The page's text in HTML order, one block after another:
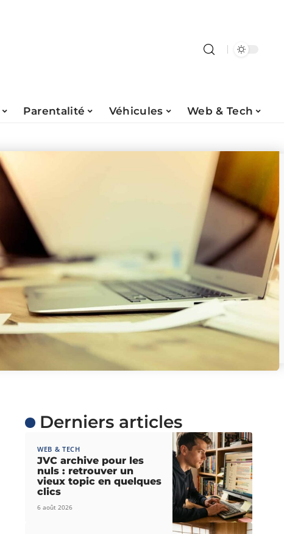
Parentalité Véhicules Web & Tech
Derniers articles
WEB & TECH
JVC archive pour les
nuls : retrouver un
vieux topic en quelques
clics
6 août 2026